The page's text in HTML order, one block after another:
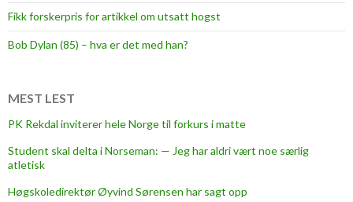
Fikk forskerpris for artikkel om utsatt hogst
Bob Dylan (85) – hva er det med han?
MEST LEST
PK Rekdal inviterer hele Norge til forkurs i matte
Student skal delta i Norseman: — Jeg har aldri vært noe særlig
atletisk
Høgskoledirektør Øyvind Sørensen har sagt opp